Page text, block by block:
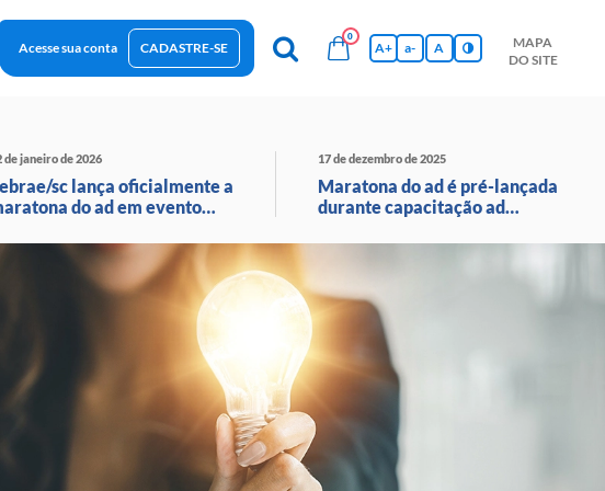
Acesse sua conta CADASTRE-SE
0
A+ a- A
MAPA
DO SITE
de janeiro de 2026
sc lança oficialmente a
do ad em evento
17 de dezembro de 2025
Maratona do ad é pré-lançada
durante capacitação ad